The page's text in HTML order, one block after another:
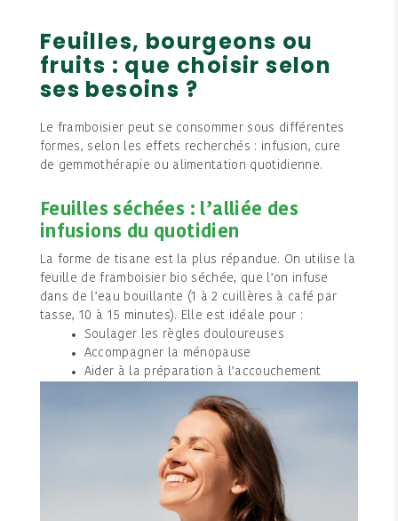
Feuilles, bourgeons ou
fruits : que choisir selon
ses besoins ?
Le framboisier peut se consommer sous différentes
formes, selon les effets recherchés : infusion, cure
de gemmothérapie ou alimentation quotidienne.
Feuilles séchées : l’alliée des
infusions du quotidien
La forme de tisane est la plus répandue. On utilise la
feuille de framboisier bio séchée, que l’on infuse
dans de l’eau bouillante (1 à 2 cuillères à café par
tasse, 10 à 15 minutes). Elle est idéale pour :
Soulager les règles douloureuses
Accompagner la ménopause
Aider à la préparation à l’accouchement